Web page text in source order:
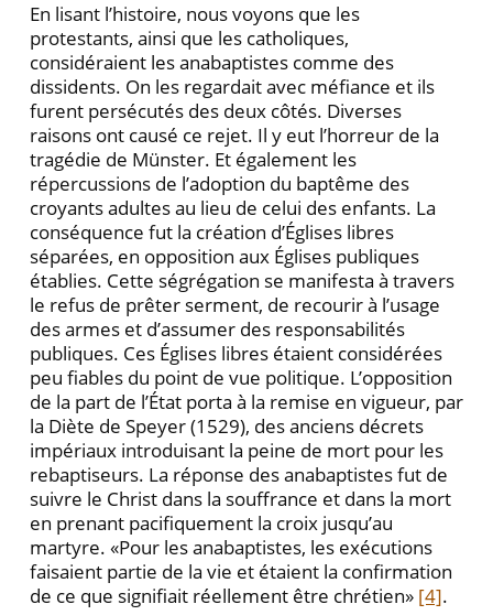
En lisant l’histoire, nous voyons que les
protestants, ainsi que les catholiques,
considéraient les anabaptistes comme des
dissidents. On les regardait avec méfiance et ils
furent persécutés des deux côtés. Diverses
raisons ont causé ce rejet. Il y eut l’horreur de la
tragédie de Münster. Et également les
répercussions de l’adoption du baptême des
croyants adultes au lieu de celui des enfants. La
conséquence fut la création d’Églises libres
séparées, en opposition aux Églises publiques
établies. Cette ségrégation se manifesta à travers
le refus de prêter serment, de recourir à l’usage
des armes et d’assumer des responsabilités
publiques. Ces Églises libres étaient considérées
peu fiables du point de vue politique. L’opposition
de la part de l’État porta à la remise en vigueur, par
la Diète de Speyer (1529), des anciens décrets
impériaux introduisant la peine de mort pour les
rebaptiseurs. La réponse des anabaptistes fut de
suivre le Christ dans la souffrance et dans la mort
en prenant pacifiquement la croix jusqu’au
martyre. «Pour les anabaptistes, les exécutions
faisaient partie de la vie et étaient la confirmation
de ce que signifiait réellement être chrétien» [4].